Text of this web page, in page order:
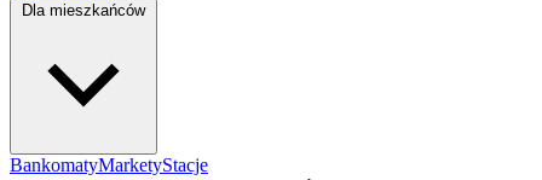
Dla mieszkańców
BankomatyMarketyStacje